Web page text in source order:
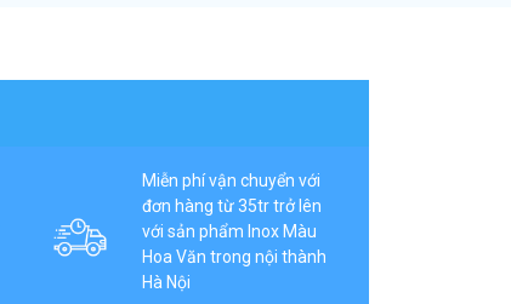
Miễn phí vận chuyển với
đơn hàng từ 35tr trở lên
với sản phẩm Inox Màu
Hoa Văn trong nội thành
Hà Nội